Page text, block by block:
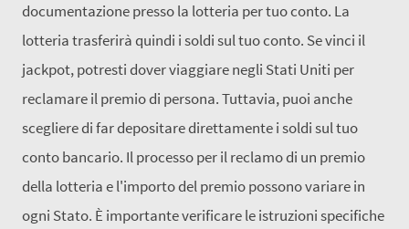
documentazione presso la lotteria per tuo conto. La
lotteria trasferirà quindi i soldi sul tuo conto. Se vinci il
jackpot, potresti dover viaggiare negli Stati Uniti per
reclamare il premio di persona. Tuttavia, puoi anche
scegliere di far depositare direttamente i soldi sul tuo
conto bancario. Il processo per il reclamo di un premio
della lotteria e l'importo del premio possono variare in
ogni Stato. È importante verificare le istruzioni specifiche